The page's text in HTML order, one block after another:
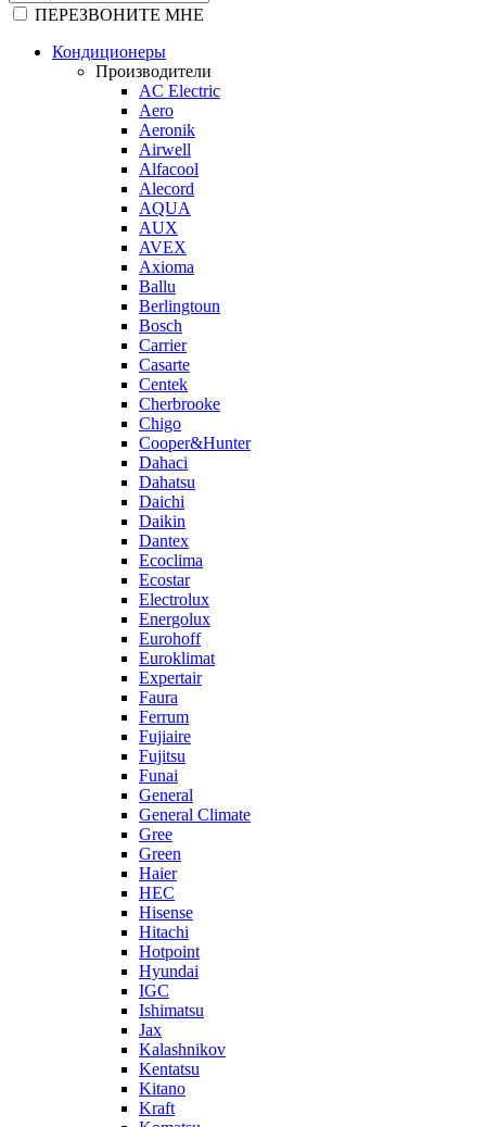
ПЕРЕЗВОНИТЕ МНЕ
Кондиционеры
Производители
AC Electric
Aero
Aeronik
Airwell
Alfacool
Alecord
AQUA
AUX
AVEX
Axioma
Ballu
Berlingtoun
Bosch
Carrier
Casarte
Centek
Cherbrooke
Chigo
Cooper&Hunter
Dahaci
Dahatsu
Daichi
Daikin
Dantex
Ecoclima
Ecostar
Electrolux
Energolux
Eurohoff
Euroklimat
Expertair
Faura
Ferrum
Fujiaire
Fujitsu
Funai
General
General Climate
Gree
Green
Haier
HEC
Hisense
Hitachi
Hotpoint
Hyundai
IGC
Ishimatsu
Jax
Kalashnikov
Kentatsu
Kitano
Kraft